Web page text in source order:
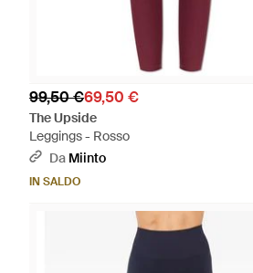
99,50 €69,50 €
The Upside
Leggings - Rosso
Da Miinto
IN SALDO